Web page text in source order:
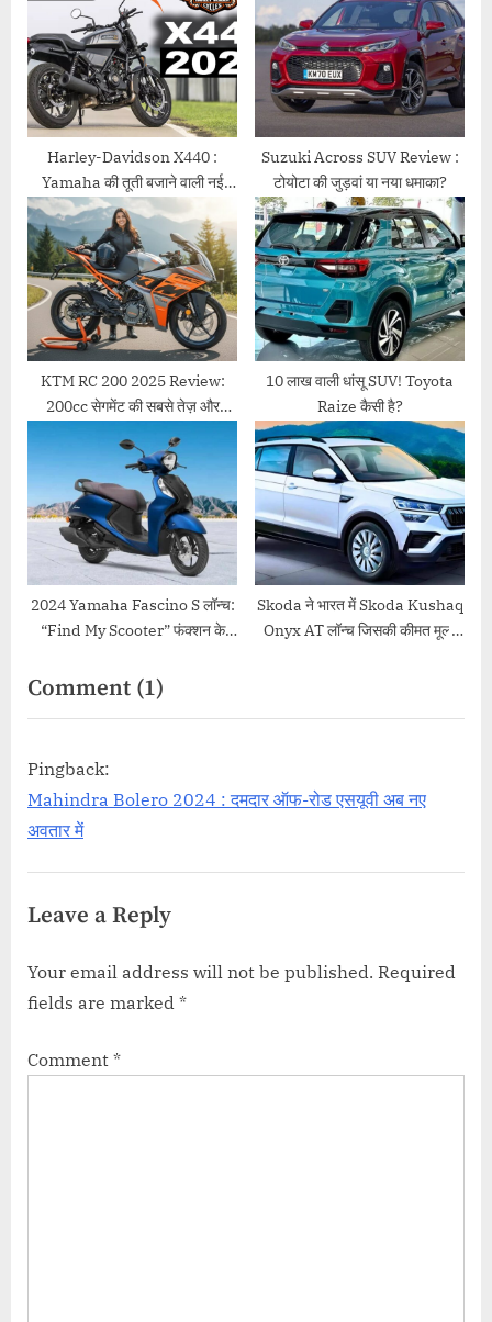
o
s
t
:
t
:
Harley-Davidson X440 :
Yamaha की तूती बजाने वाली नई
ब्रांडेट बाइक रोचक लुक में लॉन्च हुई
Suzuki Across SUV Review :
टोयोटा की जुड़वां या नया धमाका?
KTM RC 200 2025 Review:
200cc सेगमेंट की सबसे तेज़ और
आक्रामक बाइक? कीमत, माइलेज और
फीचर्स
10 लाख वाली धांसू SUV! Toyota
Raize कैसी है?
2024 Yamaha Fascino S लॉन्च:
“Find My Scooter” फंक्शन के
Skoda ने भारत में Skoda Kushaq
Onyx AT लॉन्च जिसकी कीमत मूल्य
Comment (1)
“Hero
125R
दमदार,
Bajaj
Pulsar
Pingback:
Mahindra Bolero 2024 : दमदार ऑफ-रोड एसयूवी अब नए
अवतार में
Leave a Reply
Your email address will not be published. Required
fields are marked *
Comment *